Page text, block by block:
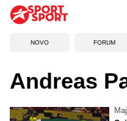
NOVO FORUM
Andreas